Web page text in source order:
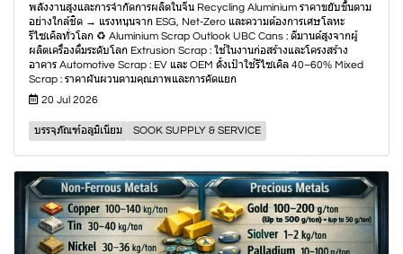
พลังงานสูงและการจำกัดการผลิตในจีน Recycling Aluminium ราคาขยับขึ้นตาม
อย่างใกล้ชิด → แรงหนุนจาก ESG, Net-Zero และความต้องการเศษโลหะ
รีไซเคิลทั่วโลก ♻️ Aluminium Scrap Outlook UBC Cans : ดีมานด์สูงจากผู้
ผลิตเครื่องดื่มระดับโลก Extrusion Scrap : ใช้ในงานก่อสร้างและโครงสร้าง
อาคาร Automotive Scrap : EV และ OEM ตั้งเป้าใช้รีไซเคิล 40–60% Mixed
Scrap : ราคาผันผวนตามคุณภาพและการคัดแยก
20 Jul 2026
บรรจุภัณฑ์อลูมิเนียม SOOK SUPPLY & SERVICE